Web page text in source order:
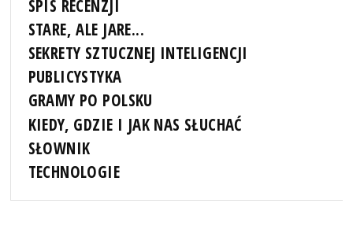
SPIS RECENZJI
STARE, ALE JARE...
SEKRETY SZTUCZNEJ INTELIGENCJI
PUBLICYSTYKA
GRAMY PO POLSKU
KIEDY, GDZIE I JAK NAS SŁUCHAĆ
SŁOWNIK
TECHNOLOGIE